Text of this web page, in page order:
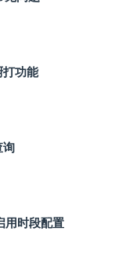
功能
询
用时段配置